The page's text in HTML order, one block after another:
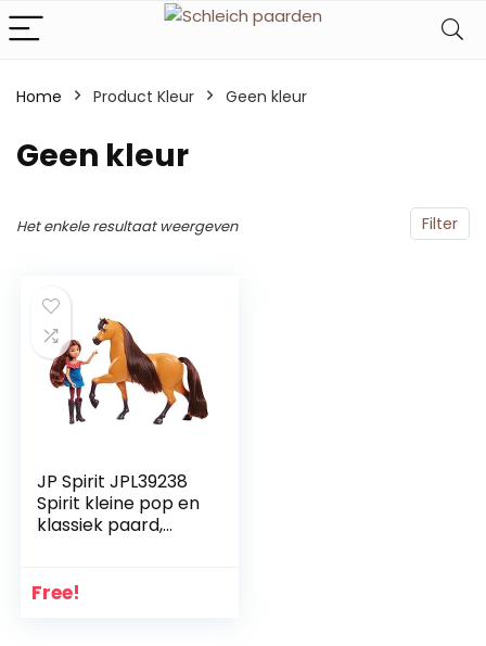
Home Product Kleur Geen kleur
Geen kleur
Filter
Het enkele resultaat weergeven
JP Spirit JPL39238
Spirit kleine pop en
klassiek paard,
Free!